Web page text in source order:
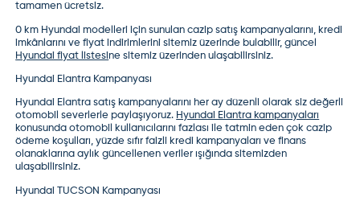
tamamen ücretsiz.
0 km Hyundai modelleri
için sunulan cazip satış kampanyalarını, kredi
imkânlarını ve fiyat indirimlerini sitemiz üzerinde bulabilir, güncel
Hyundai fiyat listesine sitemiz üzerinden ulaşabilirsiniz.
Hyundai Elantra Kampanyası
Hyundai Elantrasatış kampanyalarını her ay düzenli olarak siz değerli
otomobil severlerle paylaşıyoruz. Hyundai Elantra kampanyaları
konusunda otomobil kullanıcılarını fazlası ile tatmin eden çok cazip
ödeme koşulları, yüzde sıfır faizli kredi kampanyaları ve finans
olanaklarına aylık güncellenen veriler ışığında sitemizden
ulaşabilirsiniz.
Hyundai TUCSON Kampanyası